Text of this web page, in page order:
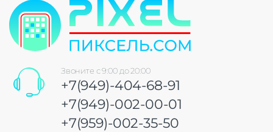
Звоните с 9:00 до 20:00
+7(949)-404-68-91
+7(949)-002-00-01
+7(959)-002-35-50